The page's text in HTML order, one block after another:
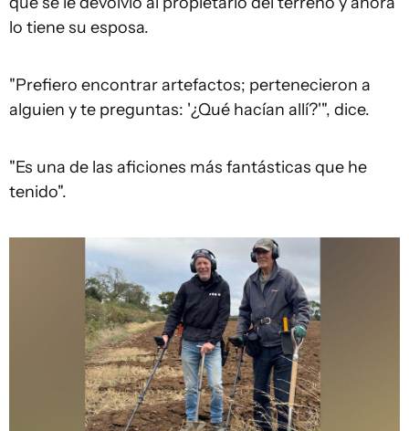
lo tiene su esposa.
"Prefiero encontrar artefactos; pertenecieron a
alguien y te preguntas: '¿Qué hacían allí?'", dice.
"Es una de las aficiones más fantásticas que he
tenido".